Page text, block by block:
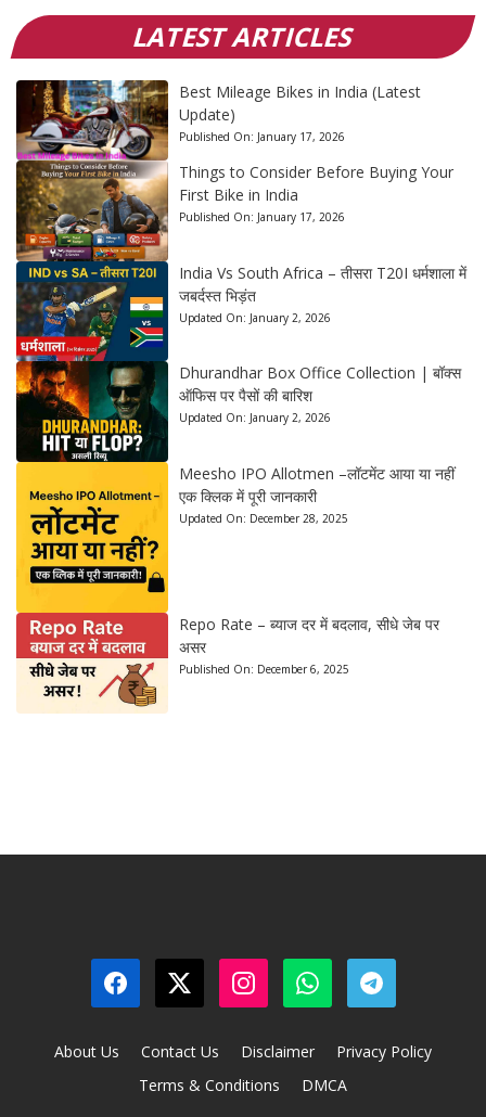
LATEST ARTICLES
Best Mileage Bikes in India (Latest
Update)
Published On: January 17, 2026
Things to Consider Before Buying Your
First Bike in India
Published On: January 17, 2026
India Vs South Africa – तीसरा T20I धर्मशाला में
जबर्दस्त भिड़ंत
Updated On: January 2, 2026
Dhurandhar Box Office Collection | बॉक्स
ऑफिस पर पैसों की बारिश
Updated On: January 2, 2026
Meesho IPO Allotmen –लॉटमेंट आया या नहीं
एक क्लिक में पूरी जानकारी
Updated On: December 28, 2025
Repo Rate – ब्याज दर में बदलाव, सीधे जेब पर
असर
Published On: December 6, 2025
About Us Contact Us Disclaimer
Privacy Policy
Terms & Conditions
DMCA